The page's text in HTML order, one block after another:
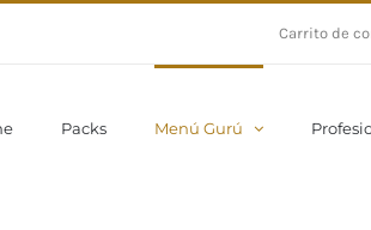
Carrito de
Packs Menú Gurú